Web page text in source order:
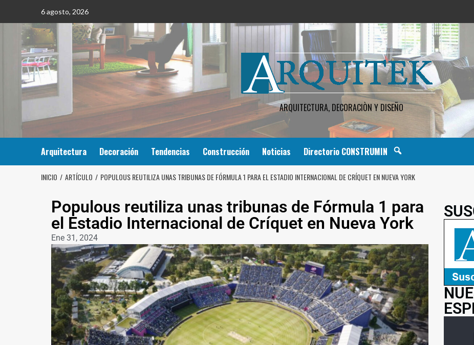
6 agosto, 2026
ARQUITECTURA, DECORACIÒN Y DISEÑO
Arquitectura Decoración Tendencias Construcción Noticias Directorio CONSTRUMIN
INICIO ARTÍCULO POPULOUS REUTILIZA UNAS TRIBUNAS DE FÓRMULA 1 PARA EL ESTADIO INTERNACIONAL DE CRÍQUET EN NUEVA YORK
Populous reutiliza unas tribunas de Fórmula 1 para
el Estadio Internacional de Críquet en Nueva York
Ene 31, 2024